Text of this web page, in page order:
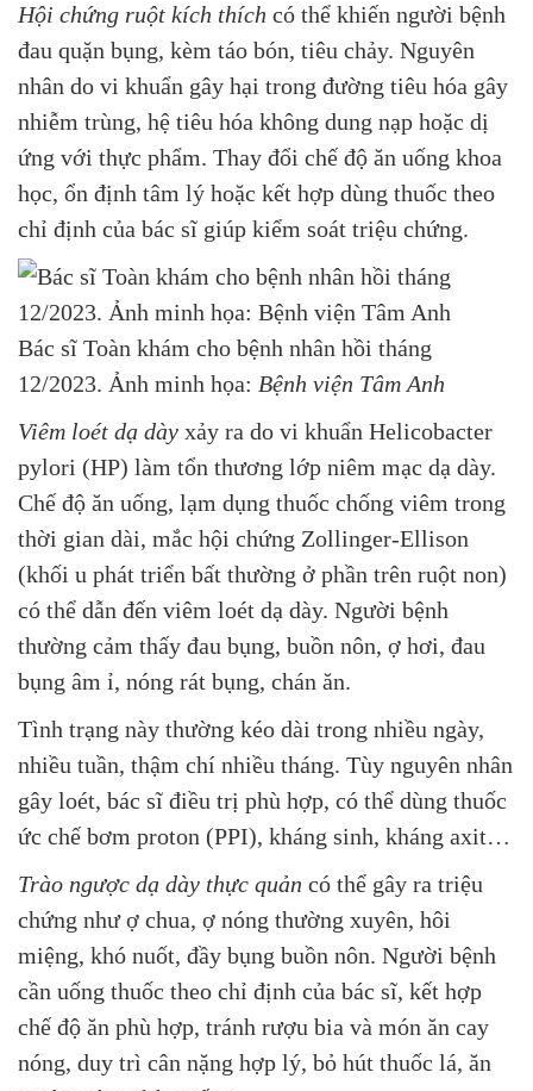
Hội chứng ruột kích thích có thể khiến người bệnh
đau quặn bụng, kèm táo bón, tiêu chảy. Nguyên
nhân do vi khuẩn gây hại trong đường tiêu hóa gây
nhiễm trùng, hệ tiêu hóa không dung nạp hoặc dị
ứng với thực phẩm. Thay đổi chế độ ăn uống khoa
học, ổn định tâm lý hoặc kết hợp dùng thuốc theo
chỉ định của bác sĩ giúp kiểm soát triệu chứng.
Bác sĩ Toàn khám cho bệnh nhân hồi tháng
12/2023. Ảnh minh họa: Bệnh viện Tâm Anh
Viêm loét dạ dày xảy ra do vi khuẩn Helicobacter
pylori (HP) làm tổn thương lớp niêm mạc dạ dày.
Chế độ ăn uống, lạm dụng thuốc chống viêm trong
thời gian dài, mắc hội chứng Zollinger-Ellison
(khối u phát triển bất thường ở phần trên ruột non)
có thể dẫn đến viêm loét dạ dày. Người bệnh
thường cảm thấy đau bụng, buồn nôn, ợ hơi, đau
bụng âm ỉ, nóng rát bụng, chán ăn.
Tình trạng này thường kéo dài trong nhiều ngày,
nhiều tuần, thậm chí nhiều tháng. Tùy nguyên nhân
gây loét, bác sĩ điều trị phù hợp, có thể dùng thuốc
ức chế bơm proton (PPI), kháng sinh, kháng axit…
Trào ngược dạ dày thực quản có thể gây ra triệu
chứng như ợ chua, ợ nóng thường xuyên, hôi
miệng, khó nuốt, đầy bụng buồn nôn. Người bệnh
cần uống thuốc theo chỉ định của bác sĩ, kết hợp
chế độ ăn phù hợp, tránh rượu bia và món ăn cay
nóng, duy trì cân nặng hợp lý, bỏ hút thuốc lá, ăn